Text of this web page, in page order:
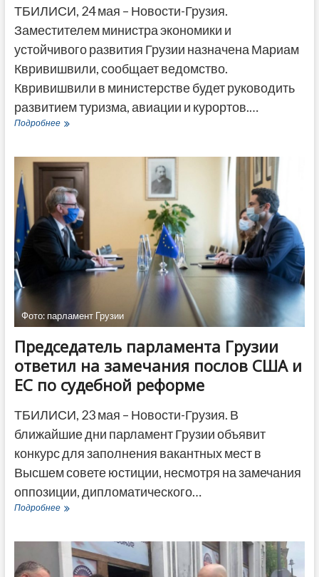
ТБИЛИСИ, 24 мая – Новости-Грузия.
Заместителем министра экономики и
устойчивого развития Грузии назначена Мариам
Квривишвили, сообщает ведомство.
Квривишвили в министерстве будет руководить
развитием туризма, авиации и курортов.…
ПодробнееМариам
из
депутатов
в
заместители
министра
экономики
Фото: парламент Грузии
Председатель парламента Грузии
ответил на замечания послов США и
ЕС по судебной реформе
ТБИЛИСИ, 23 мая – Новости-Грузия. В
ближайшие дни парламент Грузии объявит
конкурс для заполнения вакантных мест в
Высшем совете юстиции, несмотря на замечания
оппозиции, дипломатического…
ПодробнееПредседатель
ответил
замечания